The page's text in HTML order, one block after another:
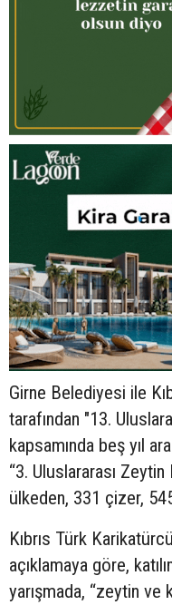
Girne Belediyesi ile
tarafından "13.
kapsamında beş yıl
“3. Uluslararası Zeytin
ülkeden, 331 çizer,
Kıbrıs Türk
açıklamaya göre,
yarışmada, “zeytin ve